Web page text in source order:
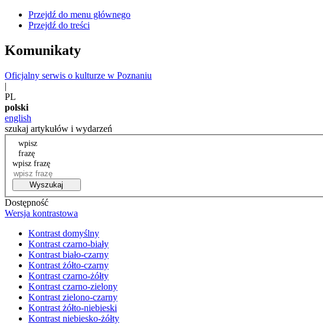
Przejdź do menu głównego
Przejdź do treści
Komunikaty
Oficjalny serwis o kulturze w Poznaniu
|
PL
polski
english
szukaj artykułów i wydarzeń
wpisz
frazę
wpisz frazę
Wyszukaj
Dostępność
Wersja kontrastowa
Kontrast domyślny
Kontrast czarno-biały
Kontrast biało-czarny
Kontrast żółto-czarny
Kontrast czarno-żółty
Kontrast czarno-zielony
Kontrast zielono-czarny
Kontrast żółto-niebieski
Kontrast niebiesko-żółty